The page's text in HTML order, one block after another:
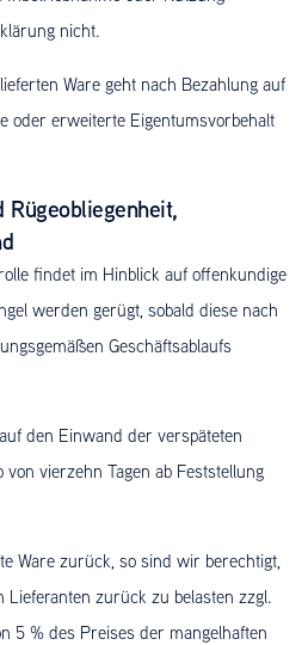
nicht.
Ware geht nach Bezahlung auf
oder erweiterte Eigentumsvorbehalt
findet im Hinblick auf offenkundige
werden gerügt, sobald diese nach
Geschäftsablaufs
den Einwand der verspäteten
vierzehn Tagen ab Feststellung
Ware zurück, so sind wir berechtigt,
Lieferanten zurück zu belasten zzgl.
5 % des Preises der mangelhaften